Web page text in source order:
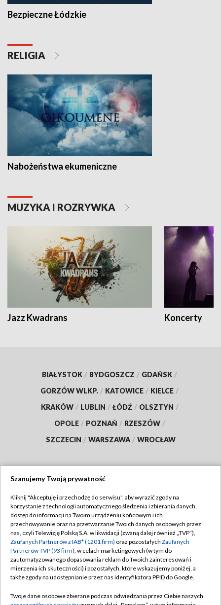
Bezpieczne Łódzkie
RELIGIA
Nabożeństwa ekumeniczne
MUZYKA I ROZRYWKA
Jazz Kwadrans Koncerty
BIAŁYSTOK / BYDGOSZCZ / GDAŃSK /
GORZÓW WLKP. / KATOWICE / KIELCE /
KRAKÓW / LUBLIN / ŁÓDŹ / OLSZTYN /
OPOLE / POZNAŃ / RZESZÓW /
SZCZECIN / WARSZAWA / WROCŁAW
TVP
Abonament TVP
Emisja w TVP
Centrum informacji TVP
Naziemna Telewizja Cyfrowa
Regulamin TVP
Polityka prywatności
Moje zgody
Pomoc
Szanujemy Twoją prywatność
Kliknij "Akceptuję i przechodzę do serwisu", aby wyrazić zgody na
korzystanie z technologii automatycznego śledzenia i zbierania danych,
dostęp do informacji na Twoim urządzeniu końcowym i ich
przechowywanie oraz na przetwarzanie Twoich danych osobowych przez
nas, czyli Telewizję Polską S.A. w likwidacji (zwaną dalej również „TVP”),
Zaufanych Partnerów z IAB* (1201 firm) oraz pozostałych Zaufanych
Partnerów TVP (93 firm), w celach marketingowych (w tym do
zautomatyzowanego dopasowania reklam do Twoich zainteresowań i
mierzenia ich skuteczności) i pozostałych, które wskazujemy poniżej, a
także zgody na udostępnianie przez nas identyfikatora PPID do Google.
Twoje dane osobowe zbierane podczas odwiedzania przez Ciebie naszych